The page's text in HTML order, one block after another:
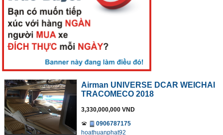
Airman UNIVERSE DCAR WEICHAI
TRACOMECO 2018
3,330,000,000 VND
0906787175
hoathuanphat92